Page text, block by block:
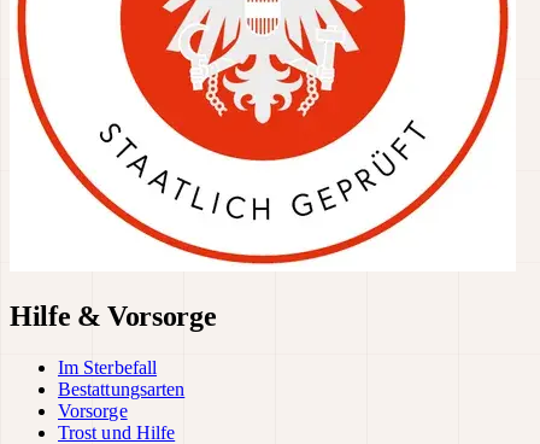
Hilfe & Vorsorge
Im Sterbefall
Bestattungsarten
Vorsorge
Trost und Hilfe